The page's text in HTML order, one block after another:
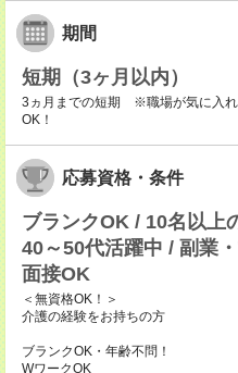
期間
短期（3ヶ月以内）
3ヵ月までの短期 ※職場が気に入
OK！
応募資格・条件
ブランクOK / 10名以上
40～50代活躍中 / 副業
面接OK
＜無資格OK！＞
介護の経験をお持ちの方
ブランクOK・年齢不問！
WワークOK